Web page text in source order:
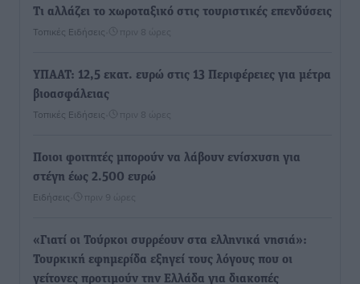
Τι αλλάζει το χωροταξικό στις τουριστικές επενδύσεις
Τοπικές Ειδήσεις πριν 8 ώρες
ΥΠΑΑΤ: 12,5 εκατ. ευρώ στις 13 Περιφέρειες για μέτρα
βιοασφάλειας
Τοπικές Ειδήσεις πριν 8 ώρες
Ποιοι φοιτητές μπορούν να λάβουν ενίσχυση για
στέγη έως 2.500 ευρώ
Ειδήσεις πριν 9 ώρες
«Γιατί οι Τούρκοι συρρέουν στα ελληνικά νησιά»:
Τουρκική εφημερίδα εξηγεί τους λόγους που οι
γείτονες προτιμούν την Ελλάδα για διακοπές